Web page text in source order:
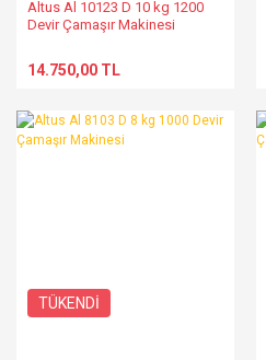
Altus Al 10123 D 10 kg 1200
Devir Çamaşır Makinesi
14.750,00 TL
TÜKENDİ